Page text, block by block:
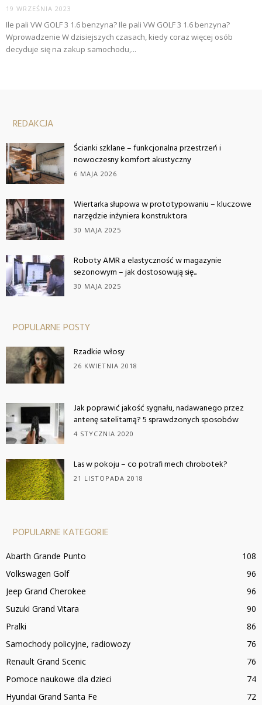
19 WRZEŚNIA 2023
Ile pali VW GOLF 3 1.6 benzyna? Ile pali VW GOLF 3 1.6 benzyna?
Wprowadzenie W dzisiejszych czasach, kiedy coraz więcej osób
decyduje się na zakup samochodu,...
REDAKCJA
Ścianki szklane – funkcjonalna przestrzeń i
nowoczesny komfort akustyczny
6 MAJA 2026
Wiertarka słupowa w prototypowaniu – kluczowe
narzędzie inżyniera konstruktora
30 MAJA 2025
Roboty AMR a elastyczność w magazynie
sezonowym – jak dostosowują się...
30 MAJA 2025
POPULARNE POSTY
Rzadkie włosy
26 KWIETNIA 2018
Jak poprawić jakość sygnału, nadawanego przez
antenę satelitarną? 5 sprawdzonych sposobów
4 STYCZNIA 2020
Las w pokoju – co potrafi mech chrobotek?
21 LISTOPADA 2018
POPULARNE KATEGORIE
Abarth Grande Punto
108
Volkswagen Golf
96
Jeep Grand Cherokee
96
Suzuki Grand Vitara
90
Pralki
86
Samochody policyjne, radiowozy
76
Renault Grand Scenic
76
Pomoce naukowe dla dzieci
74
Hyundai Grand Santa Fe
72